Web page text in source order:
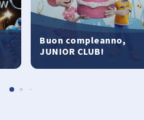
Buon compleanno,
JUNIOR CLUB!